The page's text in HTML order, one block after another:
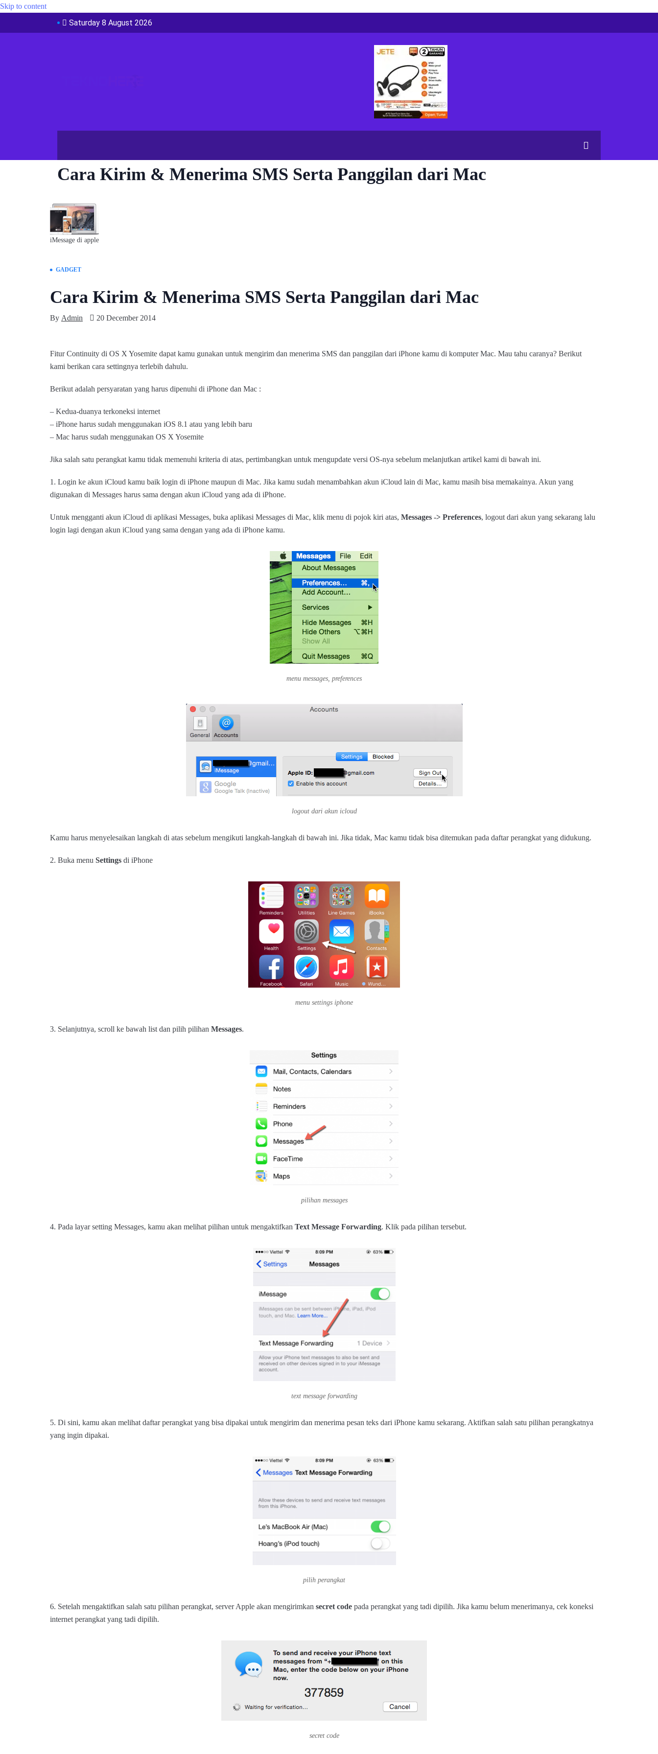
Skip to content
Saturday 8 August 2026
Cara Kirim & Menerima SMS Serta Panggilan dari Mac
iMessage di apple
GADGET
Cara Kirim & Menerima SMS Serta Panggilan dari Mac
By Admin 20 December 2014
Fitur Continuity di OS X Yosemite dapat kamu gunakan untuk mengirim dan menerima SMS dan panggilan dari iPhone kamu di komputer Mac. Mau tahu caranya? Berikut
kami berikan cara settingnya terlebih dahulu.
Berikut adalah persyaratan yang harus dipenuhi di iPhone dan Mac :
– Kedua-duanya terkoneksi internet
– iPhone harus sudah menggunakan iOS 8.1 atau yang lebih baru
– Mac harus sudah menggunakan OS X Yosemite
Jika salah satu perangkat kamu tidak memenuhi kriteria di atas, pertimbangkan untuk mengupdate versi OS-nya sebelum melanjutkan artikel kami di bawah ini.
1. Login ke akun iCloud kamu baik login di iPhone maupun di Mac. Jika kamu sudah menambahkan akun iCloud lain di Mac, kamu masih bisa memakainya. Akun yang
digunakan di Messages harus sama dengan akun iCloud yang ada di iPhone.
Untuk mengganti akun iCloud di aplikasi Messages, buka aplikasi Messages di Mac, klik menu di pojok kiri atas, Messages -> Preferences, logout dari akun yang sekarang lalu
login lagi dengan akun iCloud yang sama dengan yang ada di iPhone kamu.
menu messages, preferences
logout dari akun icloud
Kamu harus menyelesaikan langkah di atas sebelum mengikuti langkah-langkah di bawah ini. Jika tidak, Mac kamu tidak bisa ditemukan pada daftar perangkat yang didukung.
2. Buka menu Settings di iPhone
menu settings iphone
3. Selanjutnya, scroll ke bawah list dan pilih pilihan Messages.
pilihan messages
4. Pada layar setting Messages, kamu akan melihat pilihan untuk mengaktifkan Text Message Forwarding. Klik pada pilihan tersebut.
text message forwarding
5. Di sini, kamu akan melihat daftar perangkat yang bisa dipakai untuk mengirim dan menerima pesan teks dari iPhone kamu sekarang. Aktifkan salah satu pilihan perangkatnya
yang ingin dipakai.
pilih perangkat
6. Setelah mengaktifkan salah satu pilihan perangkat, server Apple akan mengirimkan secret code pada perangkat yang tadi dipilih. Jika kamu belum menerimanya, cek koneksi
internet perangkat yang tadi dipilih.
secret code